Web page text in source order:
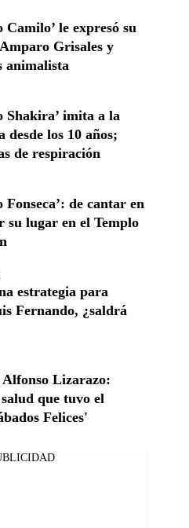
Camilo’ le expresó su
Grisales y
animalista
Shakira’ imita a la
los 10 años;
de respiración
Fonseca’: de cantar en
su lugar en el Templo
estrategia para
Fernando, ¿saldrá
Lizarazo:
que tuvo el
Felices'